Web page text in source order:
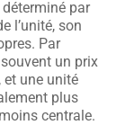
par
l’unité, son
Par
un prix
et une unité
plus
centrale.